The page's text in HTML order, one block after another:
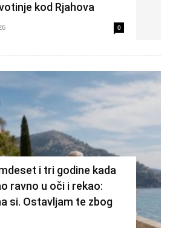
kod Rjahova
0
i tri godine kada
ravno u oči i rekao:
si. Ostavljam te zbog